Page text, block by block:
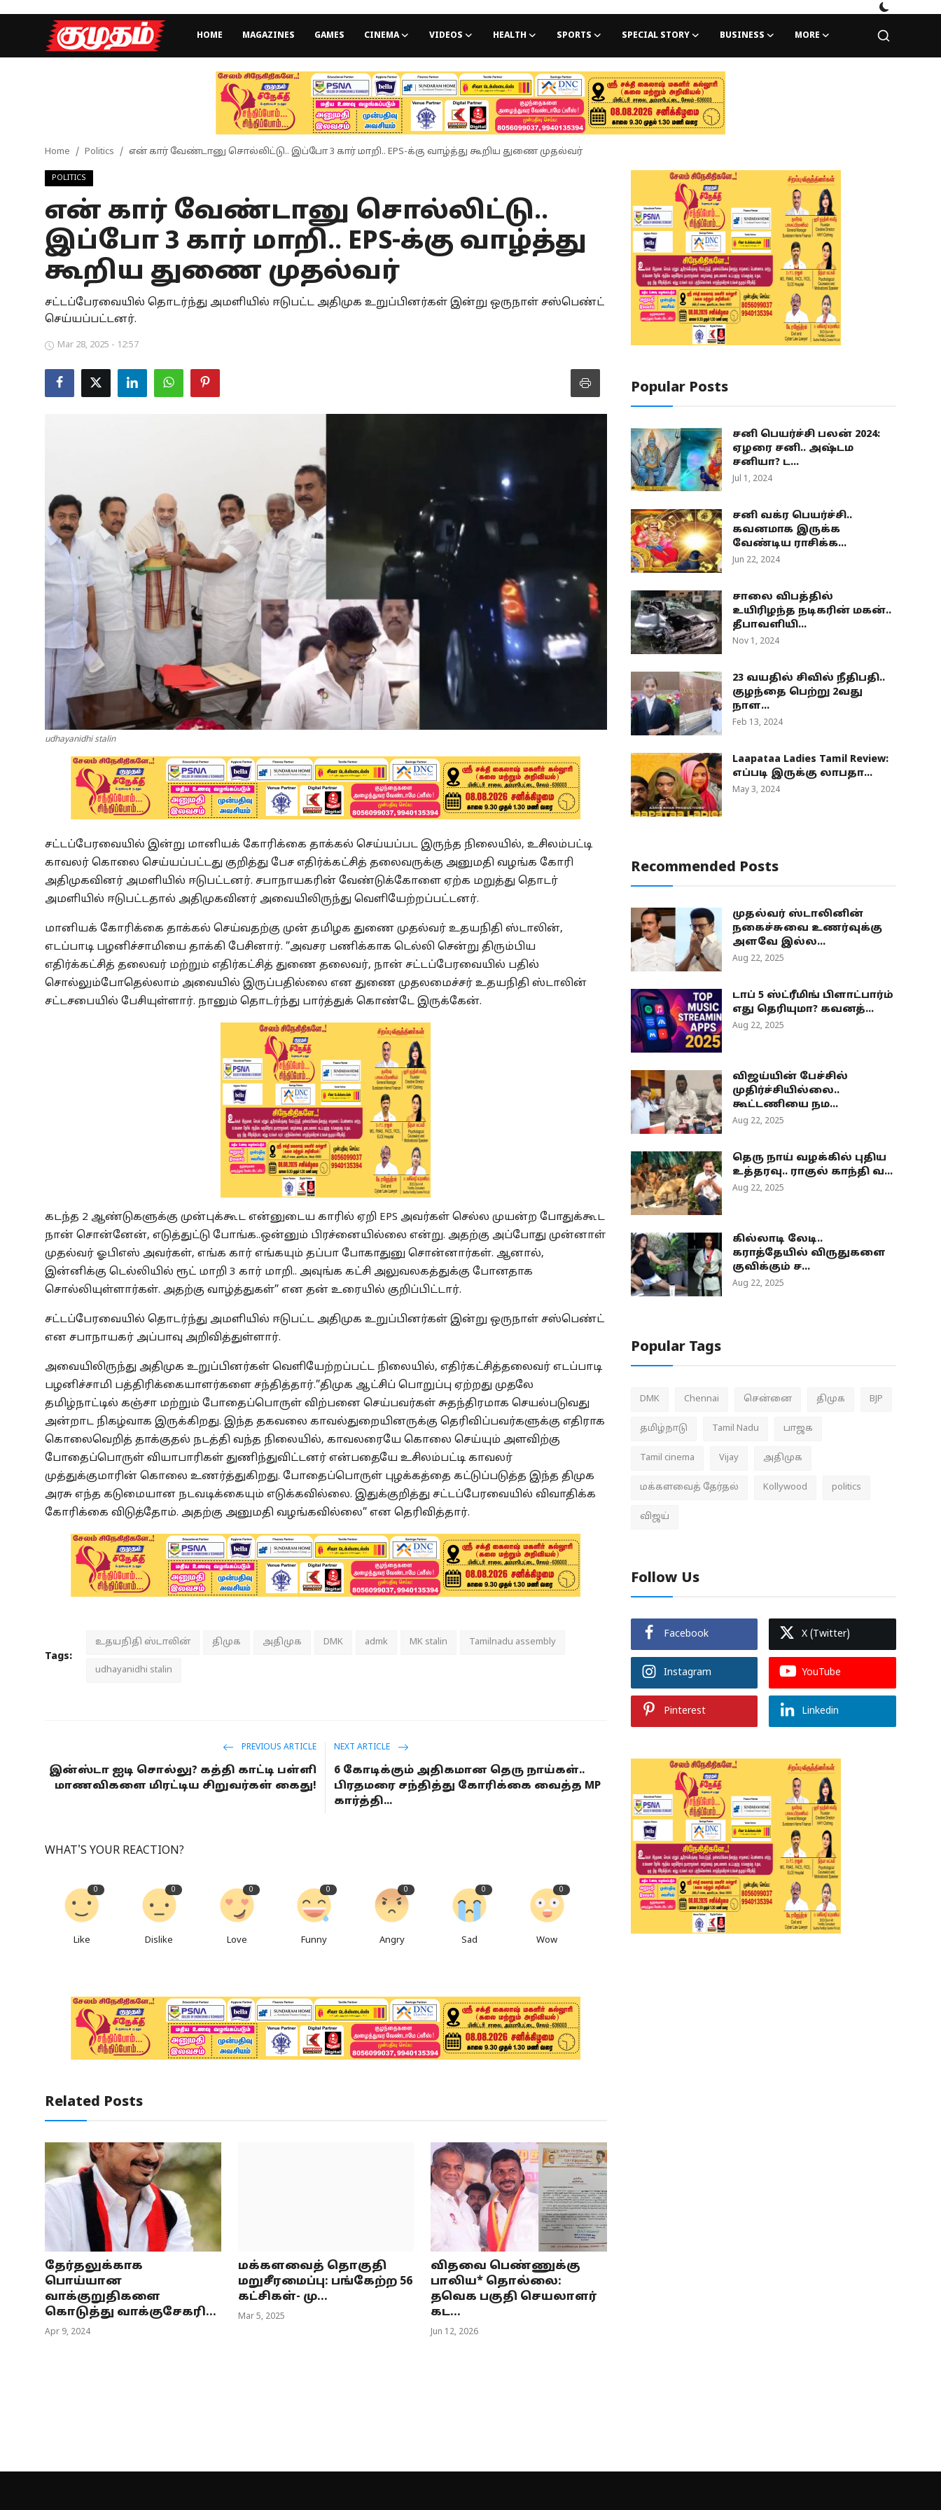
HOME MAGAZINES GAMES CINEMA VIDEOS HEALTH SPORTS SPECIAL STORY BUSINESS MORE
Games
Special Story
Tamilnadu
Spirituality
Weather
Politics
Home Politics என் கார் வேண்டானு சொல்லிட்டு.. இப்போ 3 கார் மாறி.. EPS-க்கு வாழ்த்து கூறிய துணை முதல்வர்
POLITICS
என் கார் வேண்டானு சொல்லிட்டு..
இப்போ 3 கார் மாறி.. EPS-க்கு வாழ்த்து
கூறிய துணை முதல்வர்
சட்டப்பேரவையில் தொடர்ந்து அமளியில் ஈடுபட்ட அதிமுக உறுப்பினர்கள் இன்று ஒருநாள் சஸ்பெண்ட்
செய்யப்பட்டனர்.
Mar 28, 2025 - 12:57
udhayanidhi stalin
சட்டப்பேரவையில் இன்று மானியக் கோரிக்கை தாக்கல் செய்யப்பட இருந்த நிலையில், உசிலம்பட்டி
காவலர் கொலை செய்யப்பட்டது குறித்து பேச எதிர்க்கட்சித் தலைவருக்கு அனுமதி வழங்க கோரி
அதிமுகவினர் அமளியில் ஈடுபட்டனர். சபாநாயகரின் வேண்டுக்கோளை ஏற்க மறுத்து தொடர்
அமளியில் ஈடுபட்டதால் அதிமுகவினர் அவையிலிருந்து வெளியேற்றப்பட்டனர்.
மானியக் கோரிக்கை தாக்கல் செய்வதற்கு முன் தமிழக துணை முதல்வர் உதயநிதி ஸ்டாலின்,
எடப்பாடி பழனிச்சாமியை தாக்கி பேசினார். ”அவசர பணிக்காக டெல்லி சென்று திரும்பிய
எதிர்க்கட்சித் தலைவர் மற்றும் எதிர்கட்சித் துணை தலைவர், நான் சட்டப்பேரவையில் பதில்
சொல்லும்போதெல்லாம் அவையில் இருப்பதில்லை என துணை முதலமைச்சர் உதயநிதி ஸ்டாலின்
சட்டசபையில் பேசியுள்ளார். நானும் தொடர்ந்து பார்த்துக் கொண்டே இருக்கேன்.
கடந்த 2 ஆண்டுகளுக்கு முன்புக்கூட என்னுடைய காரில் ஏறி EPS அவர்கள் செல்ல முயன்ற போதுக்கூட
நான் சொன்னேன், எடுத்துட்டு போங்க..ஒன்னும் பிரச்னையில்லை என்று. அதற்கு அப்போது முன்னாள்
முதல்வர் ஓபிஎஸ் அவர்கள், எங்க கார் எங்கயும் தப்பா போகாதுனு சொன்னார்கள். ஆனால்,
இன்னிக்கு டெல்லியில் ரூட் மாறி 3 கார் மாறி.. அவுங்க கட்சி அலுவலகத்துக்கு போனதாக
சொல்லியுள்ளார்கள். அதற்கு வாழ்த்துகள்” என தன் உரையில் குறிப்பிட்டார்.
சட்டப்பேரவையில் தொடர்ந்து அமளியில் ஈடுபட்ட அதிமுக உறுப்பினர்கள் இன்று ஒருநாள் சஸ்பெண்ட்
என சபாநாயகர் அப்பாவு அறிவித்துள்ளார்.
அவையிலிருந்து அதிமுக உறுப்பினர்கள் வெளியேற்றப்பட்ட நிலையில், எதிர்கட்சித்தலைவர் எடப்பாடி
பழனிச்சாமி பத்திரிக்கையாளர்களை சந்தித்தார்.”திமுக ஆட்சிப் பொறுப்பு ஏற்றது முதலே
தமிழ்நாட்டில் கஞ்சா மற்றும் போதைப்பொருள் விற்பனை செய்பவர்கள் சுதந்திரமாக செயல்படுவது
அன்றாட நிகழ்வாக இருக்கிறது. இந்த தகவலை காவல்துறையினருக்கு தெரிவிப்பவர்களுக்கு எதிராக
கொலைவெறித் தாக்குதல் நடத்தி வந்த நிலையில், காவலரையே கொலை செய்யும் அளவிற்கு
போதைப்பொருள் வியாபாரிகள் துணிந்துவிட்டனர் என்பதையே உசிலம்பட்டி காவலர்
முத்துக்குமாரின் கொலை உணர்த்துகிறது. போதைப்பொருள் புழக்கத்தை கட்டுப்படுத்த இந்த திமுக
அரசு எந்த கடுமையான நடவடிக்கையும் எடுக்கவில்லை. இதுக்குறித்து சட்டப்பேரவையில் விவாதிக்க
கோரிக்கை விடுத்தோம். அதற்கு அனுமதி வழங்கவில்லை” என தெரிவித்தார்.
Tags:
உதயநிதி ஸ்டாலின் திமுக அதிமுக DMK admk MK stalin Tamilnadu assembly
udhayanidhi stalin
PREVIOUS ARTICLE
இன்ஸ்டா ஐடி சொல்லு? கத்தி காட்டி பள்ளி
மாணவிகளை மிரட்டிய சிறுவர்கள் கைது!
NEXT ARTICLE
6 கோடிக்கும் அதிகமான தெரு நாய்கள்..
பிரதமரை சந்தித்து கோரிக்கை வைத்த MP
கார்த்தி...
WHAT'S YOUR REACTION?
0
Like
0
Dislike
0
Love
0
Funny
0
Angry
0
Sad
0
Wow
Related Posts
தேர்தலுக்காக
பொய்யான
வாக்குறுதிகளை
கொடுத்து வாக்குசேகரி...
Apr 9, 2024
மக்களவைத் தொகுதி
மறுசீரமைப்பு: பங்கேற்ற 56
கட்சிகள்- மு...
Mar 5, 2025
விதவை பெண்ணுக்கு
பாலிய* தொல்லை:
தவெக பகுதி செயலாளர்
கட...
Jun 12, 2026
Popular Posts
சனி பெயர்ச்சி பலன் 2024:
ஏழரை சனி.. அஷ்டம
சனியா? ட...
Jul 1, 2024
சனி வக்ர பெயர்ச்சி..
கவனமாக இருக்க
வேண்டிய ராசிக்க...
Jun 22, 2024
சாலை விபத்தில்
உயிரிழந்த நடிகரின் மகன்..
தீபாவளியி...
Nov 1, 2024
23 வயதில் சிவில் நீதிபதி..
குழந்தை பெற்று 2வது
நாள...
Feb 13, 2024
Laapataa Ladies Tamil Review:
எப்படி இருக்கு லாபதா...
May 3, 2024
Recommended Posts
முதல்வர் ஸ்டாலினின்
நகைச்சுவை உணர்வுக்கு
அளவே இல்ல...
Aug 22, 2025
டாப் 5 ஸ்ட்ரீமிங் பிளாட்பார்ம்
எது தெரியுமா? கவனத்...
Aug 22, 2025
விஜய்யின் பேச்சில்
முதிர்ச்சியில்லை..
கூட்டணியை நம...
Aug 22, 2025
தெரு நாய் வழக்கில் புதிய
உத்தரவு.. ராகுல் காந்தி வ...
Aug 22, 2025
கில்லாடி லேடி..
கராத்தேயில் விருதுகளை
குவிக்கும் ச...
Aug 22, 2025
Popular Tags
DMK Chennai சென்னை திமுக BJP
தமிழ்நாடு Tamil Nadu பாஜக
Tamil cinema Vijay அதிமுக
மக்களவைத் தேர்தல் Kollywood politics
விஜய்
Follow Us
Facebook X (Twitter)
Instagram YouTube
Pinterest Linkedin